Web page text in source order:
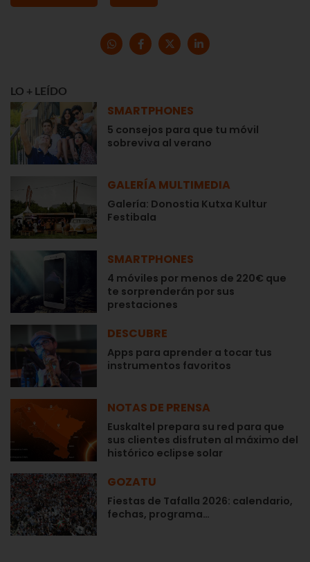
LO + LEÍDO
SMARTPHONES
5 consejos para que tu móvil
sobreviva al verano
GALERÍA MULTIMEDIA
Galería: Donostia Kutxa Kultur
Festibala
SMARTPHONES
4 móviles por menos de 220€ que
te sorprenderán por sus
prestaciones
DESCUBRE
Apps para aprender a tocar tus
instrumentos favoritos
NOTAS DE PRENSA
Euskaltel prepara su red para que
sus clientes disfruten al máximo del
histórico eclipse solar
GOZATU
Fiestas de Tafalla 2026: calendario,
fechas, programa…